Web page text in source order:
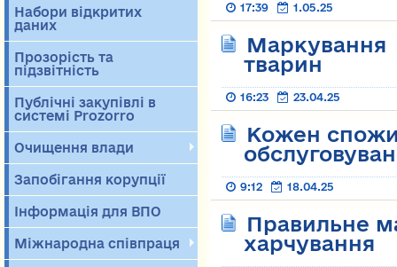
Набори відкритих
даних
Прозорість та
підзвітність
Публічні закупівлі в
системі Prozorro
Очищення влади
Запобігання корупції
Інформація для ВПО
Міжнародна співпраця
17:39 1.05.25
Маркування
тварин
16:23 23.04.25
Кожен
9:12 18.04.25
Правильне
харчування